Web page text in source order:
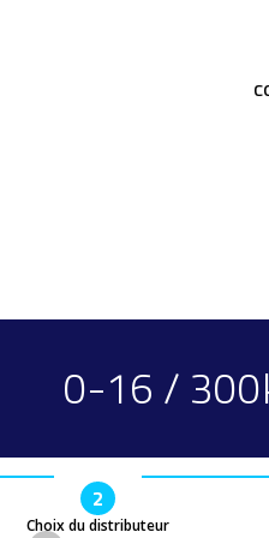
0-16 /
2
Choix du distributeur